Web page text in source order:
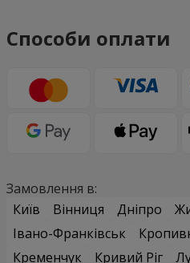
Способи оплати
Замовлення в:
Київ
Вінниця Дніпро
Івано-Франківськ
Кременчук
Кривий Ріг